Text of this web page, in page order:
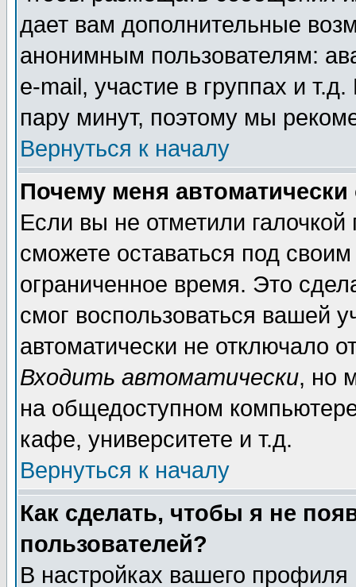
дает вам дополнительные
анонимным пользователям:
e-mail, участие в группах и
пару минут, поэтому мы
Вернуться к началу
Почему меня автоматически
Если вы не отметили галочкой
сможете оставаться под
ограниченное время. Это
смог воспользоваться вашей
автоматически не отключало
Входить автоматически, но
на общедоступном
кафе, университете и т.д.
Вернуться к началу
Как сделать, чтобы я не
пользователей?
В настройках вашего